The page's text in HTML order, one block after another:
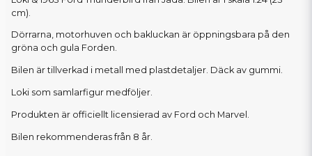
cm).
Dörrarna, motorhuven och bakluckan är öppningsbara på den
gröna och gula Forden.
Bilen är tillverkad i metall med plastdetaljer. Däck av gummi.
Loki som samlarfigur medföljer.
Produkten är officiellt licensierad av Ford och Marvel.
Bilen rekommenderas från 8 år.